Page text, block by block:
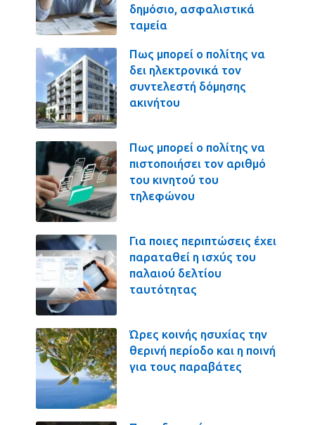
δημόσιο, ασφαλιστικά
ταμεία
Πως μπορεί ο πολίτης να
δει ηλεκτρονικά τον
συντελεστή δόμησης
ακινήτου
Πως μπορεί ο πολίτης να
πιστοποιήσει τον αριθμό
του κινητού του
τηλεφώνου
Για ποιες περιπτώσεις έχει
παραταθεί η ισχύς του
παλαιού δελτίου
ταυτότητας
Ώρες κοινής ησυχίας την
θερινή περίοδο και η ποινή
για τους παραβάτες